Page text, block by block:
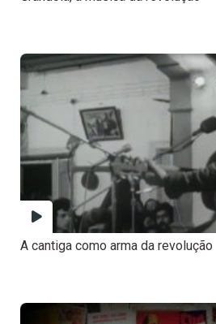
A cantiga como arma da revolução